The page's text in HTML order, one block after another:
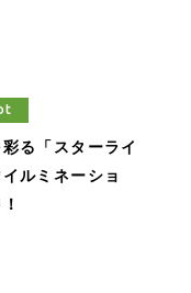
る「スターライ
イルミネーショ